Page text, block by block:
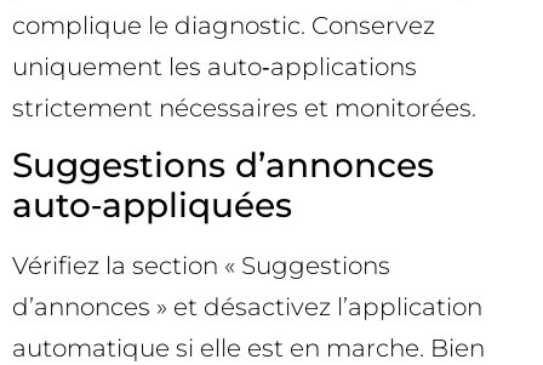
complique le diagnostic. Conservez
uniquement les auto‑applications
strictement nécessaires et monitorées.
Suggestions d’annonces
auto‑appliquées
Vérifiez la section « Suggestions
d’annonces » et désactivez l’application
automatique si elle est en marche. Bien